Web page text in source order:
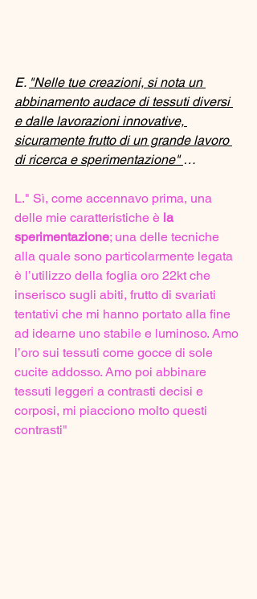
E. "Nelle tue creazioni, si nota un
abbinamento audace di tessuti diversi
e dalle lavorazioni innovative,
sicuramente frutto di un grande lavoro
di ricerca e sperimentazione" …
L." Sì, come accennavo prima, una
delle mie caratteristiche è la
sperimentazione; una delle tecniche
alla quale sono particolarmente legata
è l’utilizzo della foglia oro 22kt che
inserisco sugli abiti, frutto di svariati
tentativi che mi hanno portato alla fine
ad idearne uno stabile e luminoso. Amo
l’oro sui tessuti come gocce di sole
cucite addosso. Amo poi abbinare
tessuti leggeri a contrasti decisi e
corposi, mi piacciono molto questi
contrasti"